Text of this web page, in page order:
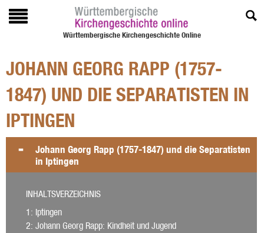
Württembergische Kirchengeschichte Online
JOHANN GEORG RAPP (1757-
1847) UND DIE SEPARATISTEN IN
IPTINGEN
Johann Georg Rapp (1757-1847) und die Separatisten
in Iptingen
INHALTSVERZEICHNIS
1 : Iptingen
2: Johann Georg Rapp: Kindheit und Jugend